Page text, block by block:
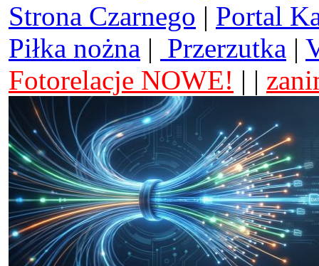
Strona Czarnego | Portal
Piłka nożna | Przerzutka |
Fotorelacje NOWE! | |